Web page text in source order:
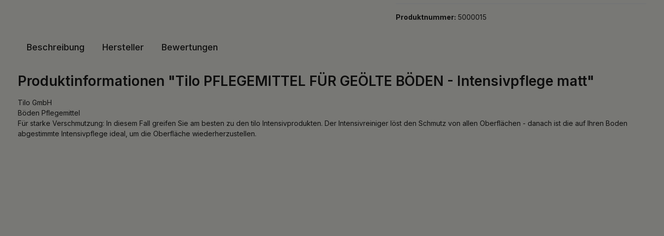
Produktnummer: 5000015
Beschreibung Hersteller Bewertungen
Produktinformationen "Tilo PFLEGEMITTEL FÜR GEÖLTE BÖDEN - Intensivpflege matt"
Tilo GmbH
Böden Pflegemittel
Für starke Verschmutzung: In diesem Fall greifen Sie am besten zu den tilo Intensivprodukten. Der Intensivreiniger löst den Schmutz von allen Oberflächen - danach ist die auf Ihren Boden
abgestimmte Intensivpflege ideal, um die Oberfläche wiederherzustellen.